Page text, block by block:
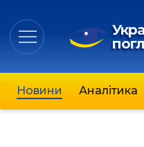
Новини Аналітика